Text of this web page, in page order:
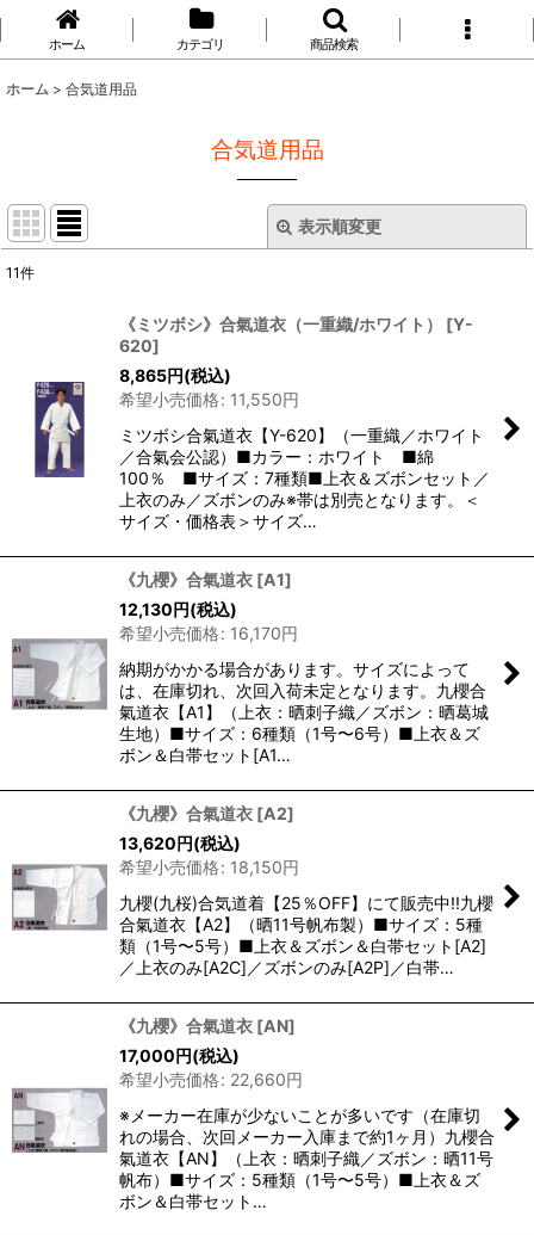
ホーム カテゴリ 商品検索
ホーム > 合気道用品
合気道用品
表示順変更
並び順:
絞り込む
11件
《ミツボシ》合氣道衣（一重織/ホワイト） [Y-
620]
8,865円(税込)
希望小売価格: 11,550円
ミツボシ合氣道衣【Y-620】（一重織／ホワイト
／合氣会公認）■カラー：ホワイト ■綿
100％ ■サイズ：7種類■上衣＆ズボンセット／
上衣のみ／ズボンのみ※帯は別売となります。＜
サイズ・価格表＞サイズ…
《九櫻》合氣道衣 [A1]
12,130円(税込)
希望小売価格: 16,170円
納期がかかる場合があります。サイズによって
は、在庫切れ、次回入荷未定となります。九櫻合
氣道衣【A1】（上衣：晒刺子織／ズボン：晒葛城
生地）■サイズ：6種類（1号〜6号）■上衣＆ズ
ボン＆白帯セット[A1…
《九櫻》合氣道衣 [A2]
13,620円(税込)
希望小売価格: 18,150円
九櫻(九桜)合気道着【25％OFF】にて販売中!!九櫻
合氣道衣【A2】（晒11号帆布製）■サイズ：5種
類（1号〜5号）■上衣＆ズボン＆白帯セット[A2]
／上衣のみ[A2C]／ズボンのみ[A2P]／白帯…
《九櫻》合氣道衣 [AN]
17,000円(税込)
希望小売価格: 22,660円
※メーカー在庫が少ないことが多いです（在庫切
れの場合、次回メーカー入庫まで約1ヶ月）九櫻合
氣道衣【AN】（上衣：晒刺子織／ズボン：晒11号
帆布）■サイズ：5種類（1号〜5号）■上衣＆ズ
ボン＆白帯セット…